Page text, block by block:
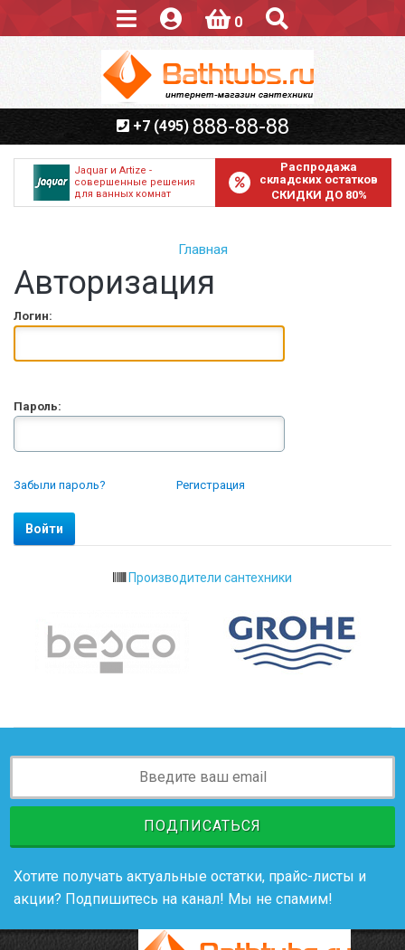
0
+7 (495) 888-88-88
Распродажа
складских остатков
СКИДКИ ДО 80%
Jaquar и Artize -
совершенные решения
для ванных комнат
Главная
Авторизация
Логин:
Пароль:
Забыли пароль? Регистрация
Производители сантехники
ПОДПИСАТЬСЯ
Хотите получать актуальные остатки, прайс-листы и
акции? Подпишитесь на канал! Мы не спамим!